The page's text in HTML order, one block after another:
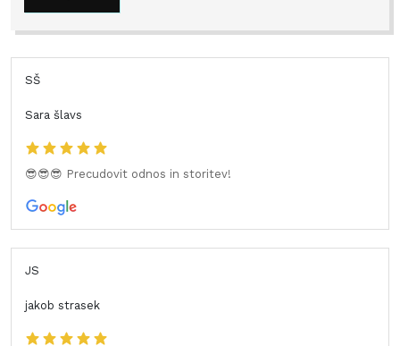
SŠ
Sara šlavs
😎😎😎 Precudovit odnos in storitev!
JS
jakob strasek